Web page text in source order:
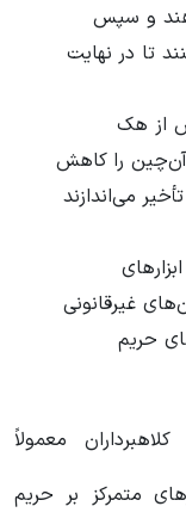
و سپس
تا در نهایت
از هک
آن‌چین را کاهش
می‌اندازند
غیرقانونی
حریم
معمولاً
متمرکز بر حریم